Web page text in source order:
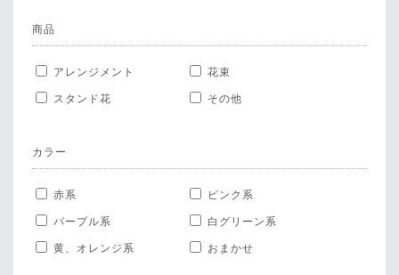
商品
アレンジメント 花束
スタンド花 その他
カラー
赤系 ピンク系
パープル系 白グリーン系
黄、オレンジ系 おまかせ